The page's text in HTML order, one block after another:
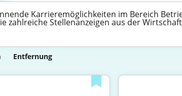
Karrieremöglichkeiten im Bereich
zahlreiche Stellenanzeigen aus der
Entfernung